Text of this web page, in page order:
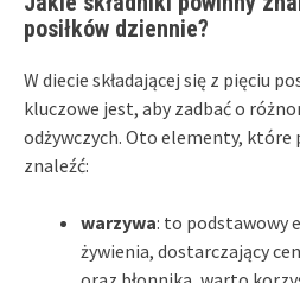
posiłków dziennie?
W diecie składającej się z pięciu
kluczowe jest, aby zadbać o
odżywczych. Oto elementy, które
znaleźć:
warzywa: to podstawowy
żywienia, dostarczający